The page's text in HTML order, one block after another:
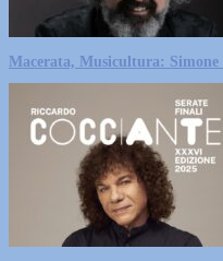
Macerata, Musicultura: